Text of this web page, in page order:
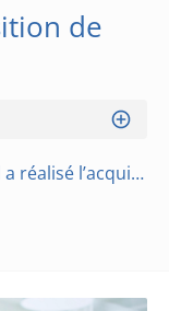
de
Le 12 juin 2025, le réseau ARaymond a réalisé l’acquisition complète de FACIL, une entreprise dont il était coactionnaire avec l’Allemand KAMAX depuis 1999.FACIL emploie 650 collaborateurs et réalise un chiffre d’affaires de 505 millions d’euros en 2024…